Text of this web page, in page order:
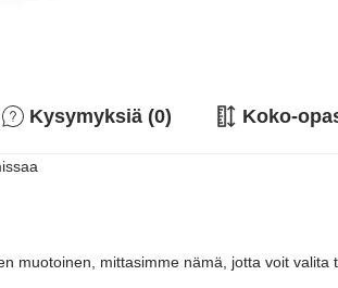
Kysymyksiä (0) Koko-
muotoinen, mittasimme nämä, jotta voit